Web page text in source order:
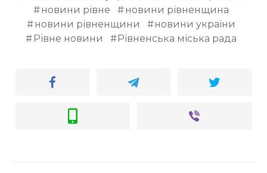
новини рівне
новини рівненщина
новини рівненщини
новини україни
Рівне новини
Рівненська міська рада